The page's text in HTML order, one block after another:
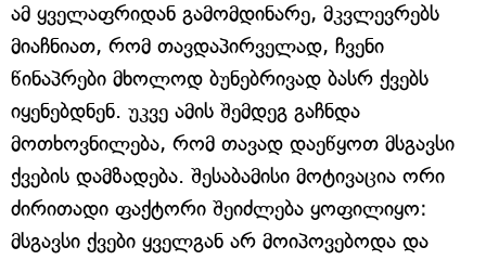
ამ ყველაფრიდან გამომდინარე, მკვლევრებს
მიაჩნიათ, რომ თავდაპირველად, ჩვენი
წინაპრები მხოლოდ ბუნებრივად ბასრ ქვებს
იყენებდნენ. უკვე ამის შემდეგ გაჩნდა
მოთხოვნილება, რომ თავად დაეწყოთ მსგავსი
ქვების დამზადება. შესაბამისი მოტივაცია ორი
ძირითადი ფაქტორი შეიძლება ყოფილიყო:
მსგავსი ქვები ყველგან არ მოიპოვებოდა და